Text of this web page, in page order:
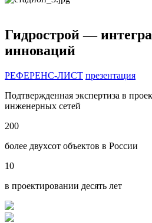
Гидрострой —
инноваций
РЕФЕРЕНС-ЛИСТ презентация
Подтвержденная экспертиза в
инженерных сетей
200
более двухсот объектов в России
10
в проектировании десять лет